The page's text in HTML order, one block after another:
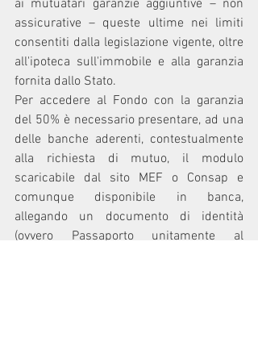
ai mutuatari garanzie aggiuntive – non
assicurative – queste ultime nei limiti
consentiti dalla legislazione vigente, oltre
all'ipoteca sull'immobile e alla garanzia
fornita dallo Stato.
Per accedere al Fondo con la garanzia
del 50% è necessario presentare, ad una
delle banche aderenti, contestualmente
alla richiesta di mutuo, il modulo
scaricabile dal sito MEF o Consap e
comunque disponibile in banca,
allegando un documento di identità
(ovvero Passaporto unitamente al